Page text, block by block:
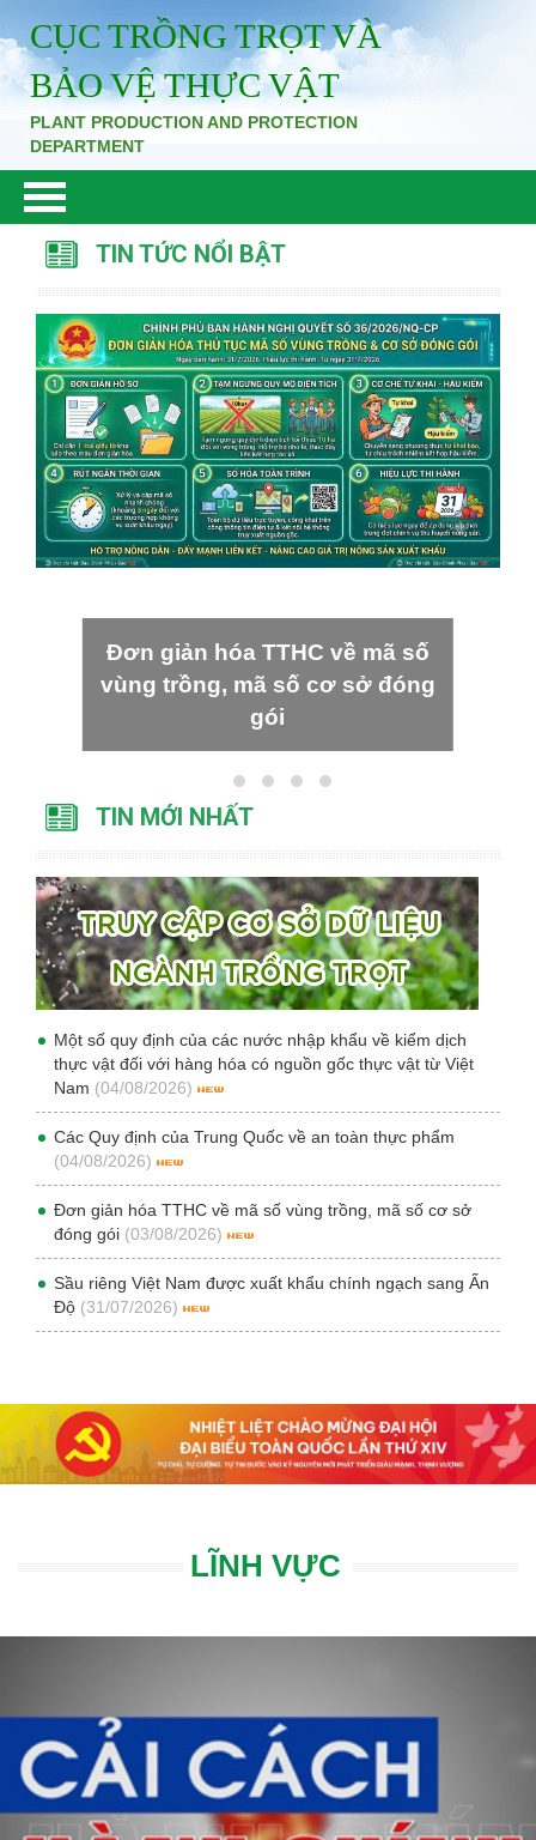
CỤC TRỒNG TRỌT VÀ
BẢO VỆ THỰC VẬT
PLANT PRODUCTION AND PROTECTION
DEPARTMENT
TIN TỨC NỔI BẬT
Đơn giản hóa TTHC về mã số
vùng trồng, mã số cơ sở đóng
gói
TIN MỚI NHẤT
Một số quy định của các nước nhập khẩu về kiểm dịch
thực vật đối với hàng hóa có nguồn gốc thực vật từ Việt
Nam (04/08/2026)
Các Quy định của Trung Quốc về an toàn thực phẩm
(04/08/2026)
Đơn giản hóa TTHC về mã số vùng trồng, mã số cơ sở
đóng gói (03/08/2026)
Sầu riêng Việt Nam được xuất khẩu chính ngạch sang Ấn
Độ (31/07/2026)
LĨNH VỰC